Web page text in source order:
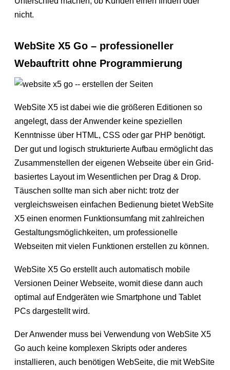
nicht.
WebSite X5 Go – professioneller
Webauftritt ohne Programmierung
WebSite X5 ist dabei wie die größeren Editionen so
angelegt, dass der Anwender keine speziellen
Kenntnisse über HTML, CSS oder gar PHP benötigt.
Der gut und logisch strukturierte Aufbau ermöglicht das
Zusammenstellen der eigenen Webseite über ein Grid-
basiertes Layout im Wesentlichen per Drag & Drop.
Täuschen sollte man sich aber nicht: trotz der
vergleichsweisen einfachen Bedienung bietet WebSite
X5 einen enormen Funktionsumfang mit zahlreichen
Gestaltungsmöglichkeiten, um professionelle
Webseiten mit vielen Funktionen erstellen zu können.
WebSite X5 Go erstellt auch automatisch mobile
Versionen Deiner Webseite, womit diese dann auch
optimal auf Endgeräten wie Smartphone und Tablet
PCs dargestellt wird.
Der Anwender muss bei Verwendung von WebSite X5
Go auch keine komplexen Skripts oder anderes
installieren, auch benötigen WebSeite, die mit WebSite